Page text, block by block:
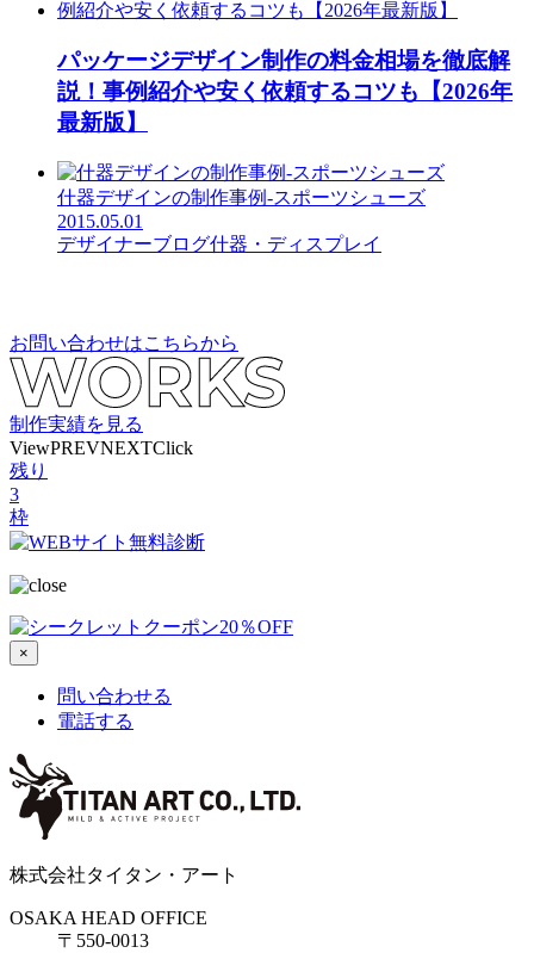
パッケージデザイン制作の料金相場を徹底解
説！事例紹介や安く依頼するコツも【2026年
最新版】
什器デザインの制作事例-スポーツシューズ
2015.05.01
デザイナーブログ什器・ディスプレイ
お問い合わせはこちらから
制作実績を見る
ViewPREVNEXTClick
残り
3
枠
×
問い合わせる
電話する
株式会社タイタン・アート
OSAKA HEAD OFFICE
〒550-0013